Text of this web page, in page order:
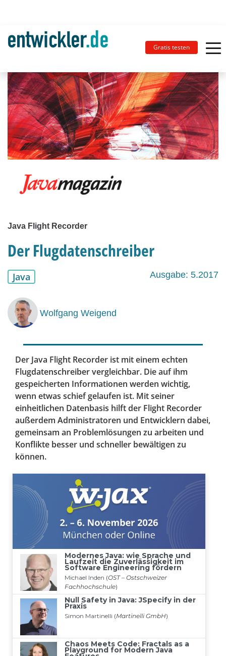
Gratis testen
Java Flight Recorder
Der Flugdatenschreiber
Java Ausgabe: 5.2017
Wolfgang Weigend
Der Java Flight Recorder ist mit einem echten
Flugdatenschreiber vergleichbar. Die auf ihm
gespeicherten Informationen werden wichtig,
wenn etwas schief gelaufen ist. Mit seiner
einheitlichen Datenbasis hilft der Flight Recorder
außerdem Administratoren und Entwicklern dabei,
gemeinsam an Problemlösungen zu arbeiten und
Konflikte besser und schneller bewältigen zu
können.